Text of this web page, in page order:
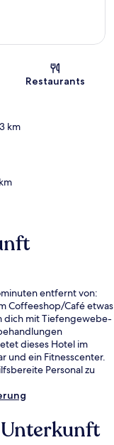
Restaurants
km
entfernt von:
Coffeeshop/Café etwas
dich mit Tiefengewebe-
dieses Hotel im
und ein Fitnesscenter.
Personal zu
Unterkunft